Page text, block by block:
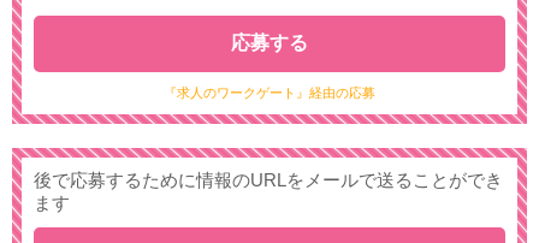
『求人のワークゲート』経由の応募
応募する
後で応募するために情報のURLをメールで送ることができ
ます